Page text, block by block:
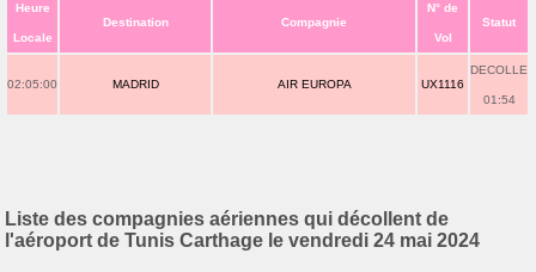
Heure
Locale
Destination Compagnie
N° de
Vol
Statut
02:05:00 MADRID AIR EUROPA UX1116
DECOLLE
01:54
Liste des compagnies aériennes qui décollent de
l'aéroport de Tunis Carthage le vendredi 24 mai 2024